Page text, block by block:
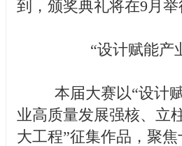
到，颁奖典礼将在9月举
“设计赋能产
本届大赛以“设计赋
业高质量发展强核、立
大工程”征集作品，聚